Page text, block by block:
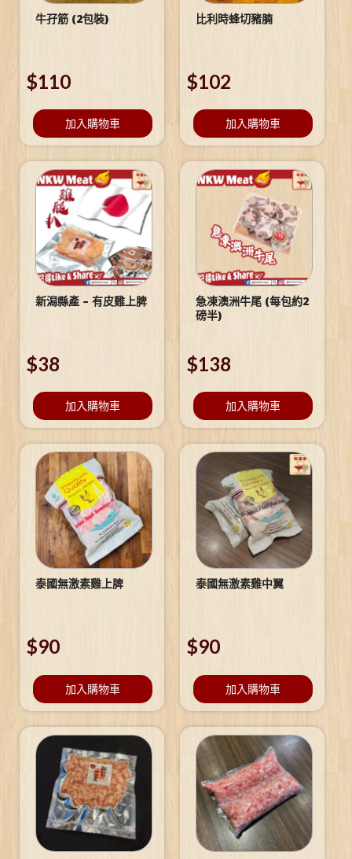
牛孖筋 (2包裝)
$110
加入購物車
比利時蜂切豬腩
$102
加入購物車
新潟縣產 – 有皮雞上脾
$38
加入購物車
急凍澳洲牛尾 (每包約2
磅半)
$138
加入購物車
泰國無激素雞上脾
$90
加入購物車
泰國無激素雞中翼
$90
加入購物車